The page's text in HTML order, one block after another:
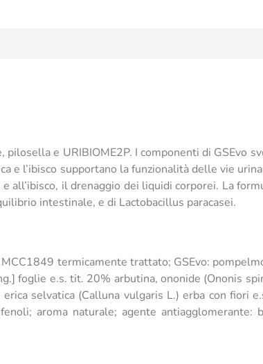
e URIBIOME2P. I componenti di GSEvo
e l’ibisco supportano la funzionalità delle vie
il drenaggio dei liquidi corporei. La
intestinale, e di Lactobacillus paracasei.
termicamente trattato; GSEvo:
foglie e.s. tit. 20% arbutina, ononide (Ononis
selvatica (Calluna vulgaris L.) erba con fiori
aroma naturale; agente antiagglomerante: